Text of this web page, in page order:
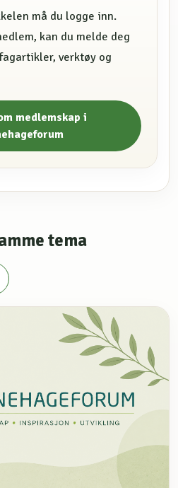
må du logge inn.
kan du melde deg
verktøy og
medlemskap i
tema